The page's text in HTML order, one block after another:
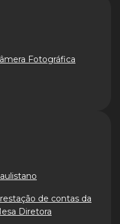
Fotográfica
de contas da
Diretora